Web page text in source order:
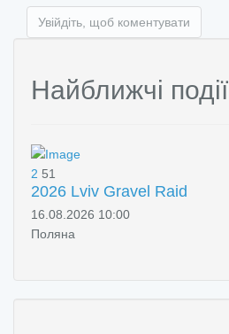
Увійдіть, щоб коментувати
Найближчі події
2 51
2026 Lviv Gravel Raid
16.08.2026 10:00
Поляна